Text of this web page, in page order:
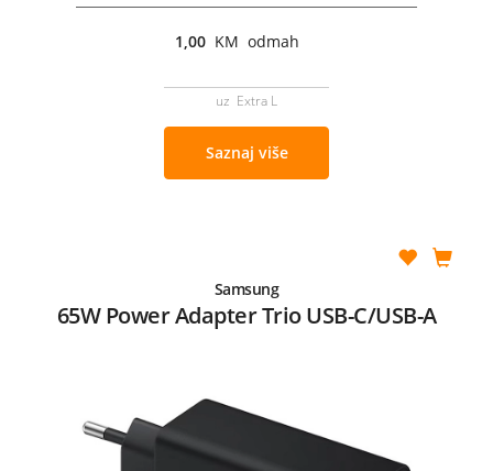
1,00 KM odmah
uz Extra L
Saznaj više
Samsung
65W Power Adapter Trio USB-C/USB-A